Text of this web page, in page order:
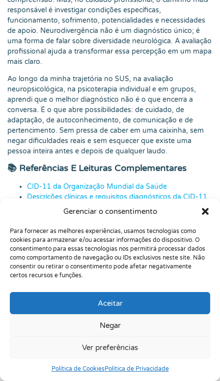
Gerenciar o consentimento
Para fornecer as melhores experiências, usamos tecnologias como
cookies para armazenar e/ou acessar informações do dispositivo. O
consentimento para essas tecnologias nos permitirá processar dados
como comportamento de navegação ou IDs exclusivos neste site. Não
consentir ou retirar o consentimento pode afetar negativamente
certos recursos e funções.
Aceitar
Negar
Ver preferências
Política de CookiesPolítica de Privacidade
responsável é investigar condições específicas,
funcionamento, sofrimento, potencialidades e necessidades
de apoio. Neurodivergência não é um diagnóstico único; é
uma forma de falar sobre diversidade neurológica. A avaliação
profissional ajuda a transformar essa percepção em um mapa
mais claro.
Ao longo da minha trajetória no SUS, na avaliação
neuropsicológica, na psicoterapia individual e em grupos,
aprendi que o melhor diagnóstico não é o que encerra a
conversa. É o que abre possibilidades: de cuidado, de
adaptação, de autoconhecimento, de comunicação e de
pertencimento. Sem pressa de caber em uma caixinha, sem
negar dificuldades reais e sem esquecer que existe uma
pessoa inteira antes e depois de qualquer laudo.
📚 Referências E Leituras Complementares
CID-11 da Organização Mundial da Saúde
Descrições clínicas e requisitos diagnósticos da CID-11
para transtornos mentais, comportamentais e do
Neurodevelopmental Disorders pela American
Psychiatric Association
Triagem e avaliação formal para Transtorno do Espectro
Autista pelo CDC
Diretrizes do Conselho Federal de Psicologia para
Avaliação Psicológica
Sistema de Avaliação de Testes Psicológicos do CFP
Perguntas Frequentes sobre:
Neurodivergência: Como
Funciona a Avaliação